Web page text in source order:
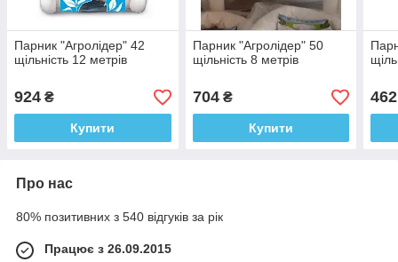
Парник "Агролідер" 42
щільність 12 метрів
924 ₴
Купити
Парник "Агролідер" 50
щільність 8 метрів
704₴
Купити
462
Про нас
80% позитивних з 540 відгуків за рік
Працює з 26.09.2015